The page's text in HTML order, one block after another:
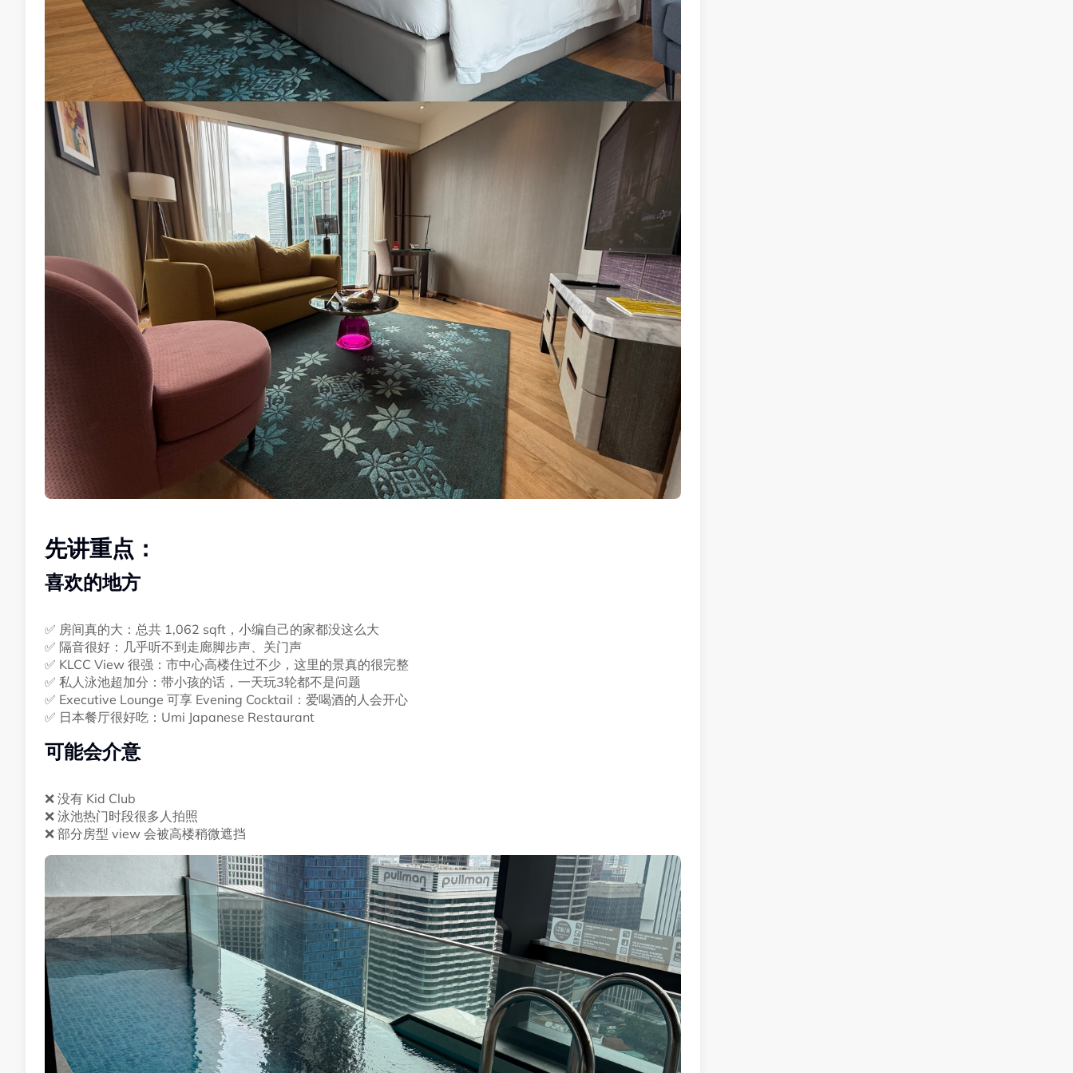
先讲重点：
喜欢的地方
✅ 房间真的大：总共 1,062 sqft，小编自己的家都没这么大
✅ 隔音很好：几乎听不到走廊脚步声、关门声
✅ KLCC View 很强：市中心高楼住过不少，这里的景真的很完整
✅ 私人泳池超加分：带小孩的话，一天玩3轮都不是问题
✅ Executive Lounge 可享 Evening Cocktail：爱喝酒的人会开心
✅ 日本餐厅很好吃：Umi Japanese Restaurant
可能会介意
❌ 没有 Kid Club
❌ 泳池热门时段很多人拍照
❌ 部分房型 view 会被高楼稍微遮挡